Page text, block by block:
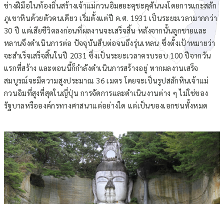
ช่างฝีมือในท้องถิ่นสร้างเจ้าแม่กวนอิมฮยะคุชะคุคันนงโดยการแกะสลัก
ภูเขาหินด้วยตัวคนเดียว เริ่มตั้งแต่ปี ค.ศ. 1931 เป็นระยะเวลามากกว่า
30 ปี แต่เสียชีวิตลงก่อนที่ผลงานจะเสร็จสิ้น หลังจากนั้นลูกชายและ
หลานจึงดำเนินการต่อ ปัจจุบันสืบต่อจนถึงรุ่นเหลน ซึ่งตั้งเป้าหมายว่า
จะสำเร็จเสร็จสิ้นในปี 2031 ซึ่งเป็นระยะเวลาครบรอบ 100 ปีจากวัน
แรกที่สร้าง และตอนนี้ก็กำลังดำเนินการสร้างอยู่ หากผลงานเสร็จ
สมบูรณ์จะมีความสูงประมาณ 36 เมตร โดยจะเป็นรูปสลักหินเจ้าแม่
กวนอิมที่สูงที่สุดในญี่ปุ่น การจัดการและดำเนินงานต่าง ๆ ไม่ใช่ของ
รัฐบาลหรือองค์กรทางศาสนาแต่อย่างใด แต่เป็นของเอกชนทั้งหมด